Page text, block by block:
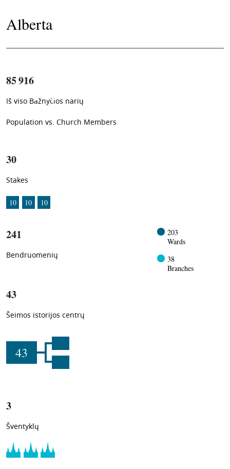
Alberta
85 916
Iš viso Bažnyčios narių
2.02%
1 -in- 50
Population vs. Church Members
30
Stakes
10 10 10
241
Bendruomenių
203
Wards
38
Branches
43
Šeimos istorijos centrų
43
3
Šventyklų